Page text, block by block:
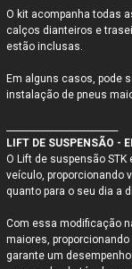
O kit acompanha todas
calços dianteiros e
estão inclusas.
Em alguns casos, pode
instalação de pneus
LIFT DE SUSPENSÃO -
O Lift de suspensão
veículo, proporcionando
quanto para o seu dia a
Com essa modificação
maiores,
garante um